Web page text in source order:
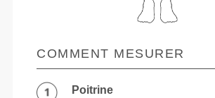
COMMENT MESURER
Poitrine